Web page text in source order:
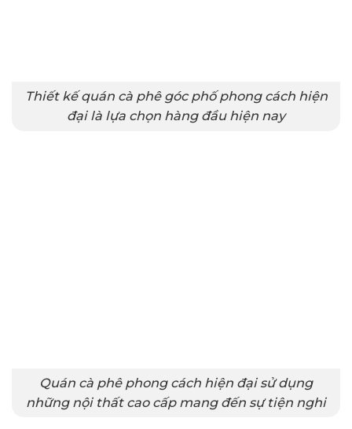
Thiết kế quán cà phê góc phố phong cách hiện
đại là lựa chọn hàng đầu hiện nay
Quán cà phê phong cách hiện đại sử dụng
những nội thất cao cấp mang đến sự tiện nghi